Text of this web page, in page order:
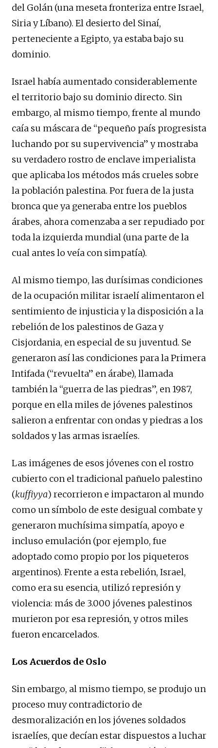
del Golán (una meseta fronteriza entre Israel,
Siria y Líbano). El desierto del Sinaí,
perteneciente a Egipto, ya estaba bajo su
dominio.
Israel había aumentado considerablemente
el territorio bajo su dominio directo. Sin
embargo, al mismo tiempo, frente al mundo
caía su máscara de “pequeño país progresista
luchando por su supervivencia” y mostraba
su verdadero rostro de enclave imperialista
que aplicaba los métodos más crueles sobre
la población palestina. Por fuera de la justa
bronca que ya generaba entre los pueblos
árabes, ahora comenzaba a ser repudiado por
toda la izquierda mundial (una parte de la
cual antes lo veía con simpatía).
Al mismo tiempo, las durísimas condiciones
de la ocupación militar israelí alimentaron el
sentimiento de injusticia y la disposición a la
rebelión de los palestinos de Gaza y
Cisjordania, en especial de su juventud. Se
generaron así las condiciones para la Primera
Intifada (“revuelta” en árabe), llamada
también la “guerra de las piedras”, en 1987,
porque en ella miles de jóvenes palestinos
salieron a enfrentar con ondas y piedras a los
soldados y las armas israelíes.
Las imágenes de esos jóvenes con el rostro
cubierto con el tradicional pañuelo palestino
(kuffiyya) recorrieron e impactaron al mundo
como un símbolo de este desigual combate y
generaron muchísima simpatía, apoyo e
incluso emulación (por ejemplo, fue
adoptado como propio por los piqueteros
argentinos). Frente a esta rebelión, Israel,
como era su esencia, utilizó represión y
violencia: más de 3.000 jóvenes palestinos
murieron por esa represión, y otros miles
fueron encarcelados.
Los Acuerdos de Oslo
Sin embargo, al mismo tiempo, se produjo un
proceso muy contradictorio de
desmoralización en los jóvenes soldados
israelíes, que decían estar dispuestos a luchar